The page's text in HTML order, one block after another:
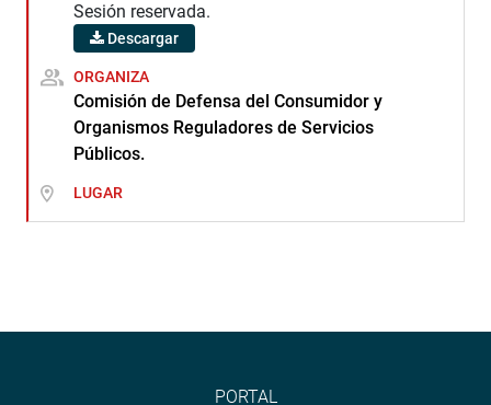
Sesión reservada.
Descargar
ORGANIZA
Comisión de Defensa del Consumidor y
Organismos Reguladores de Servicios
Públicos.
LUGAR
PORTAL